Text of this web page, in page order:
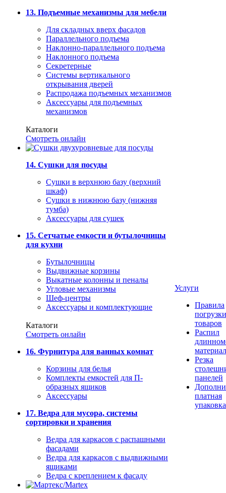
13. Подъемные механизмы для мебели
Для складных вверх фасадов
Параллельного подъема
Наклонно-параллельного подъема
Наклонного подъема
Секретерные
Системы вертикального
открывания дверей
Распродажа подъемных механизмов
Аксессуары для подъемных
механизмов
Каталоги
Смотреть онлайн
14. Сушки для посуды
Сушки в верхнюю базу (верхний
шкаф)
Сушки в нижнюю базу (нижняя
тумба)
Аксессуары для сушек
15. Сетчатые емкости и бутылочницы
для кухни
Бутылочницы
Выдвижные корзины
Выкатные колонны и пеналы
Угловые механизмы
Шеф-центры
Аксессуары и комплектующие
Каталоги
Смотреть онлайн
16. Фурнитура для ванных комнат
Корзины для белья
Комплекты емкостей для П-
образных ящиков
Аксессуары
17. Ведра для мусора, системы
сортировки и хранения
Ведра для каркасов с распашными
фасадами
Ведра для каркасов с выдвижными
ящиками
Ведра с креплением к фасаду
Услуги
Правила
погрузки
товаров
Распил
Резка
панелей
платная
упаковка